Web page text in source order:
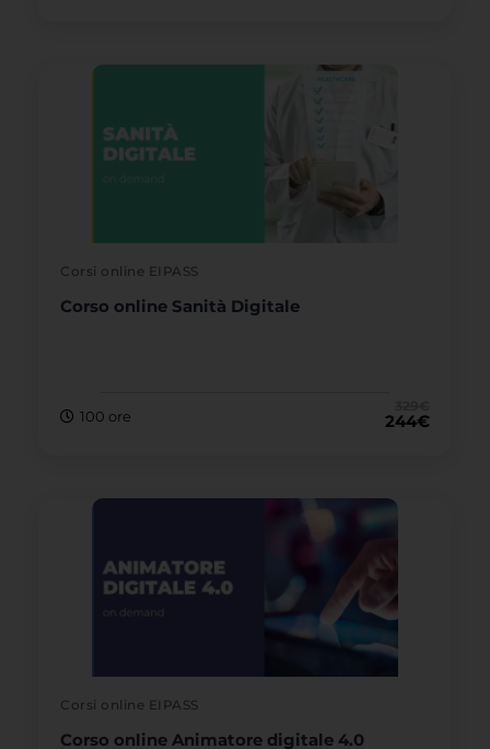
Corsi online EIPASS
Corso online Sanità Digitale
244€
100 ore
Corsi online EIPASS
Corso online Animatore digitale 4.0